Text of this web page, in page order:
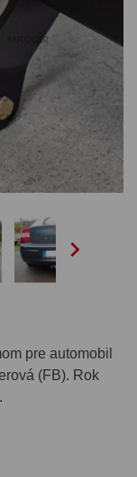

pre automobil
(FB). Rok